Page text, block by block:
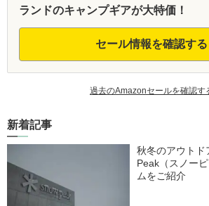
ランドのキャンプギアが大特価！
セール情報を確認する
過去のAmazonセールを確認す
新着記事
秋冬のアウトド
Peak（スノー
ムをご紹介